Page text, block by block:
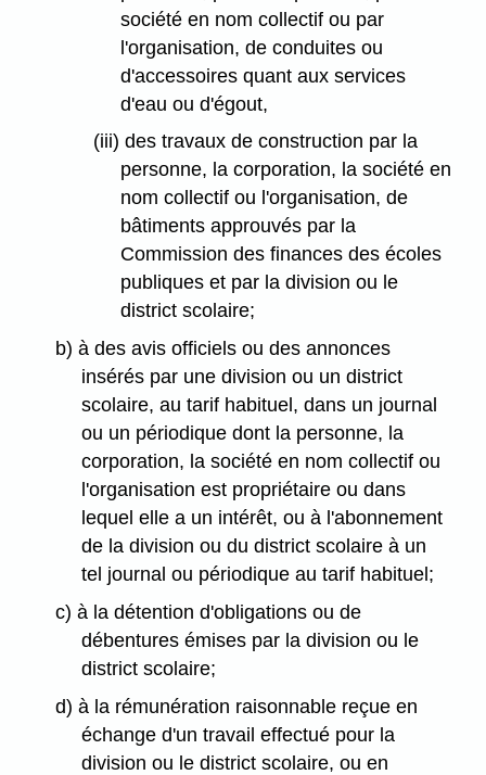
société en nom collectif ou par
l'organisation, de conduites ou
d'accessoires quant aux services
d'eau ou d'égout,
(iii) des travaux de construction par la
personne, la corporation, la société en
nom collectif ou l'organisation, de
bâtiments approuvés par la
Commission des finances des écoles
publiques et par la division ou le
district scolaire;
b) à des avis officiels ou des annonces
insérés par une division ou un district
scolaire, au tarif habituel, dans un journal
ou un périodique dont la personne, la
corporation, la société en nom collectif ou
l'organisation est propriétaire ou dans
lequel elle a un intérêt, ou à l'abonnement
de la division ou du district scolaire à un
tel journal ou périodique au tarif habituel;
c) à la détention d'obligations ou de
débentures émises par la division ou le
district scolaire;
d) à la rémunération raisonnable reçue en
échange d'un travail effectué pour la
division ou le district scolaire, ou en